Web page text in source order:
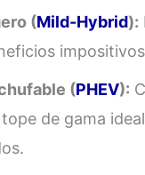
(Mild-Hybrid):
(PHEV):
tope de gama